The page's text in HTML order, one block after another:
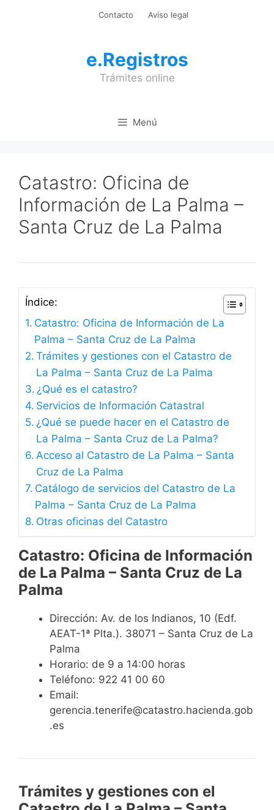
Contacto Aviso legal
e.Registros
Trámites online
Menú
Catastro: Oficina de
Información de La Palma –
Santa Cruz de La Palma
Índice:
Catastro: Oficina de Información de La
Palma – Santa Cruz de La Palma
Trámites y gestiones con el Catastro de
La Palma – Santa Cruz de La Palma
¿Qué es el catastro?
Servicios de Información Catastral
¿Qué se puede hacer en el Catastro de
La Palma – Santa Cruz de La Palma?
Acceso al Catastro de La Palma – Santa
Cruz de La Palma
Catálogo de servicios del Catastro de La
Palma – Santa Cruz de La Palma
Otras oficinas del Catastro
Catastro: Oficina de Información
de La Palma – Santa Cruz de La
Palma
Dirección: Av. de los Indianos, 10 (Edf.
AEAT-1ª Plta.). 38071 – Santa Cruz de La
Palma
Horario: de 9 a 14:00 horas
Teléfono: 922 41 00 60
Email:
gerencia.tenerife@catastro.hacienda.gob
.es
Trámites y gestiones con el